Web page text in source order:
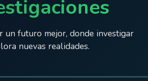
un futuro mejor, donde investigar
nuevas realidades.